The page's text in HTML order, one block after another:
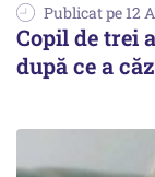
Publicat pe 12
Copil de trei
după ce a